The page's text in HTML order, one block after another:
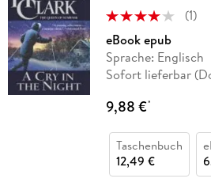
(1)
eBook epub
Sprache: Englisch
Sofort lieferbar
9,88 €*
Taschenbuch
12,49 €